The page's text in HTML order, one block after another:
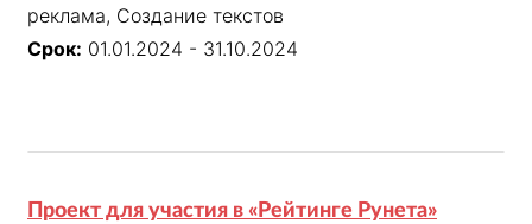
реклама, Создание текстов
Срок: 01.01.2024 - 31.10.2024
Проект для участия в «Рейтинге Рунета»